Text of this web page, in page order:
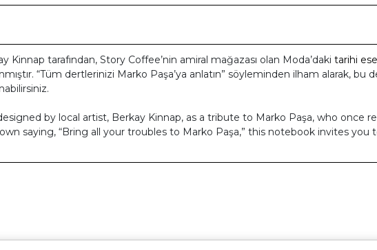
Kinnap tarafından, Story Coffee’nin amiral mağazası olan Moda’daki tarihi
“Tüm dertlerinizi Marko Paşa’ya anlatın” söyleminden ilham alarak, bu
by local artist, Berkay Kinnap, as a tribute to Marko Paşa, who once
saying, “Bring all your troubles to Marko Paşa,” this notebook invites you